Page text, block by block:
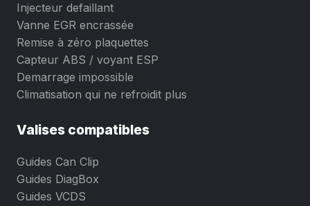
Injecteur defaillant
Vanne EGR encrassée
Remise à zéro plaquettes
Capteur ABS / voyant ESP
Demarrage impossible
Climatisation qui ne refroidit plus
Valises compatibles
Guides Can Clip
Guides DiagBox
Guides VCDS